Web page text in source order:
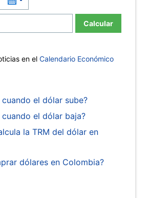
Calcular
en el Calendario Económico
cuando el dólar sube?
cuando el dólar baja?
la TRM del dólar en
dólares en Colombia?